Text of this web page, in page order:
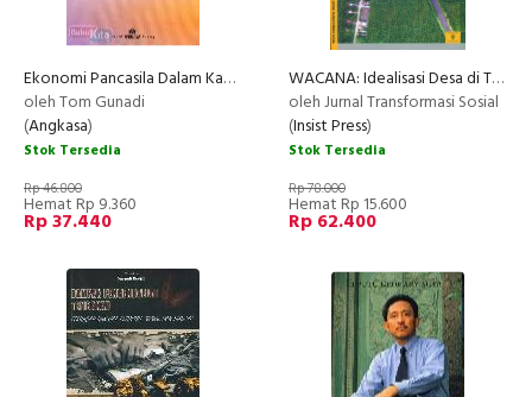
Ekonomi Pancasila Dalam Kancah Pendapat Ekonomi
oleh Tom Gunadi
(Angkasa)
Stok Tersedia
Rp 46.800
Hemat Rp 9.360
Rp 37.440
WACANA: Idealisasi Desa di Tengah Krisis Sosial Ekologis (Wacana Nomor 36/Tahun XIX/2017)
oleh Jurnal Transformasi Sosial
(Insist Press)
Stok Tersedia
Rp 78.000
Hemat Rp 15.600
Rp 62.400